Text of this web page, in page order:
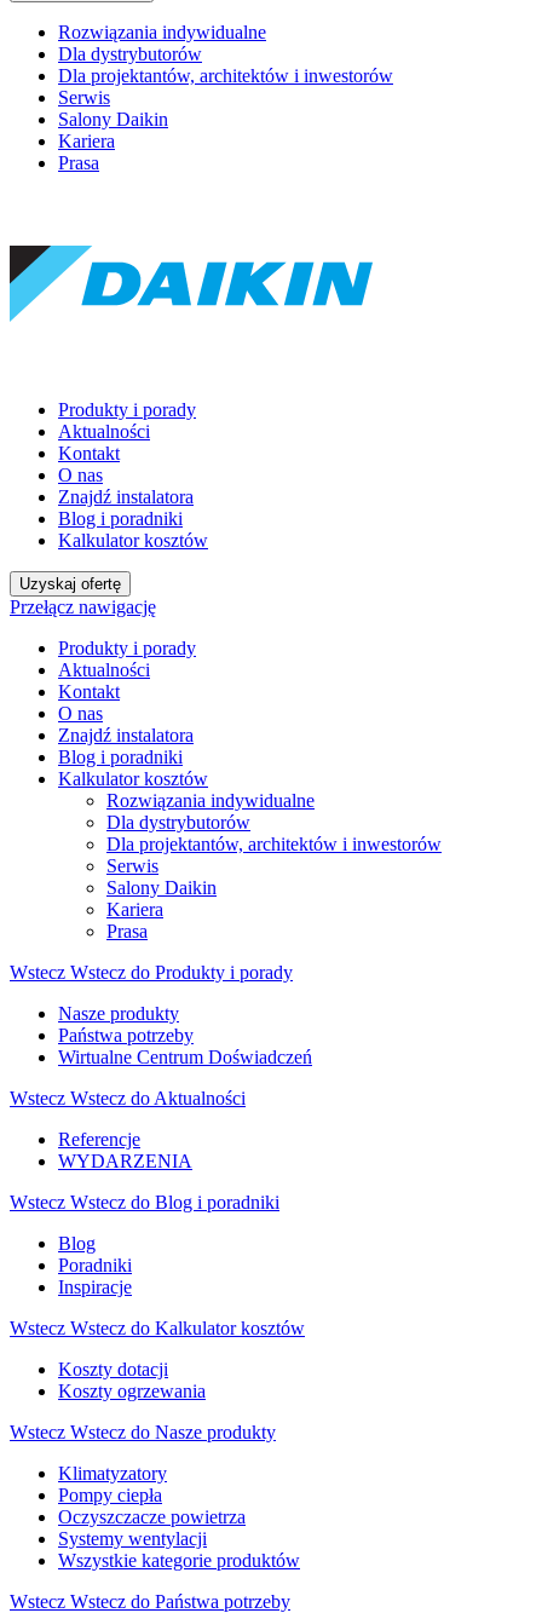
Rozwiązania indywidualne
Dla dystrybutorów
Dla projektantów, architektów i inwestorów
Serwis
Salony Daikin
Kariera
Prasa
Produkty i porady
Aktualności
Kontakt
O nas
Znajdź instalatora
Blog i poradniki
Kalkulator kosztów
Uzyskaj ofertę
Przełącz nawigację
Produkty i porady
Aktualności
Kontakt
O nas
Znajdź instalatora
Blog i poradniki
Kalkulator kosztów
Rozwiązania indywidualne
Dla dystrybutorów
Dla projektantów, architektów i inwestorów
Serwis
Salony Daikin
Kariera
Prasa
Wstecz Wstecz do Produkty i porady
Nasze produkty
Państwa potrzeby
Wirtualne Centrum Doświadczeń
Wstecz Wstecz do Aktualności
Referencje
WYDARZENIA
Wstecz Wstecz do Blog i poradniki
Blog
Poradniki
Inspiracje
Wstecz Wstecz do Kalkulator kosztów
Koszty dotacji
Koszty ogrzewania
Wstecz Wstecz do Nasze produkty
Klimatyzatory
Pompy ciepła
Oczyszczacze powietrza
Systemy wentylacji
Wszystkie kategorie produktów
Wstecz Wstecz do Państwa potrzeby